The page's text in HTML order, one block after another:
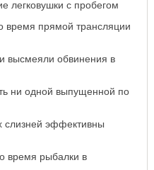
легковушки с пробегом
время прямой трансляции
высмеяли обвинения в
ни одной выпущенной по
слизней эффективны
время рыбалки в